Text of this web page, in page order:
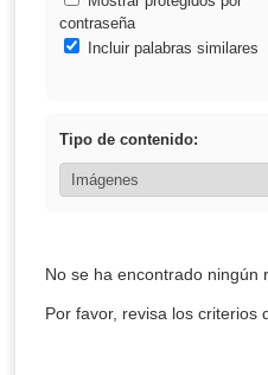
contraseña
Incluir palabras similares
Tipo de contenido:
No se ha encontrado ningún
Por favor, revisa los criterios